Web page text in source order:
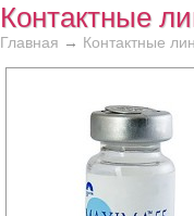
Контактные
Главная → Контактные